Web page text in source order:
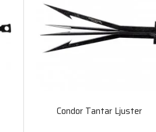
Condor Tantar Ljuster